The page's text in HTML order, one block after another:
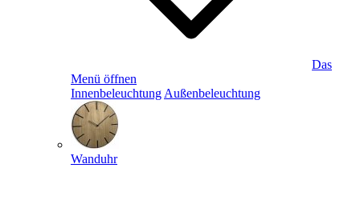
Das
Menü öffnen
Innenbeleuchtung Außenbeleuchtung
Wanduhr